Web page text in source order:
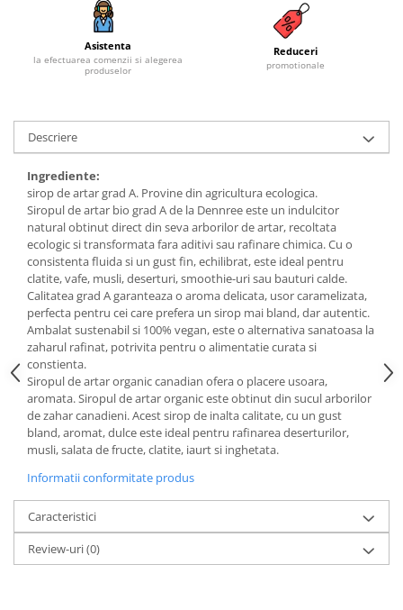
Indulcitori bio
Inghetata bio si decoratiuni
Masline bio si antipasti
Antipasti bio
Masline bio
Pesto bio
Musli si terci
Fulgi din cereale bio
Musli bio
Terci bio
Orez bio si leguminoase
Legume bio
Legume bio in conserva
Orez bio
Paste si fidea
Paste bio din emmer
Paste bio fara gluten
Paste bio integrale
Paste bio pentru copii
Asistenta
la efectuarea comenzii si alegerea
produselor
Reduceri
promotionale
Descriere
Ingrediente:
sirop de artar grad A. Provine din agricultura ecologica.
Siropul de artar bio grad A de la Dennree este un indulcitor
natural obtinut direct din seva arborilor de artar, recoltata
ecologic si transformata fara aditivi sau rafinare chimica. Cu o
consistenta fluida si un gust fin, echilibrat, este ideal pentru
clatite, vafe, musli, deserturi, smoothie-uri sau bauturi calde.
Calitatea grad A garanteaza o aroma delicata, usor caramelizata,
perfecta pentru cei care prefera un sirop mai bland, dar autentic.
Ambalat sustenabil si 100% vegan, este o alternativa sanatoasa la
zaharul rafinat, potrivita pentru o alimentatie curata si
constienta.
Siropul de artar organic canadian ofera o placere usoara,
aromata. Siropul de artar organic este obtinut din sucul arborilor
de zahar canadieni. Acest sirop de inalta calitate, cu un gust
bland, aromat, dulce este ideal pentru rafinarea deserturilor,
musli, salata de fructe, clatite, iaurt si inghetata.
Informatii conformitate produs
Caracteristici
Review-uri(0)